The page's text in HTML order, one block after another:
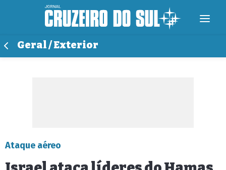
Geral / Exterior
Ataque aéreo